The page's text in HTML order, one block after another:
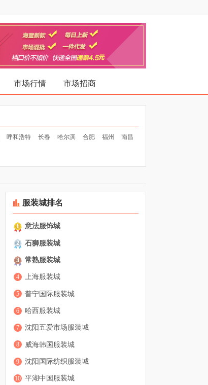
市场行情 市场招商
呼和浩特 长春 哈尔滨 合肥 福州 南昌
服装城排名
1 意法服饰城
2 石狮服装城
3 常熟服装城
4 上海服装城
5 普宁国际服装城
6 哈西服装城
7 沈阳五爱市场服装城
8 威海韩国服装城
9 沈阳国际纺织服装城
10 平湖中国服装城